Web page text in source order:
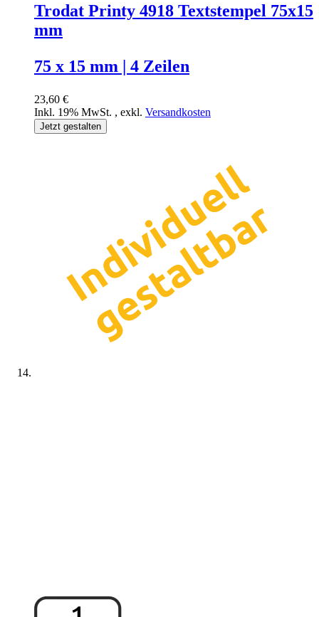
Trodat Printy 4918 Textstempel 75x15
mm
75 x 15 mm | 4 Zeilen
23,60 €
Inkl. 19% MwSt. , exkl. Versandkosten
Jetzt gestalten